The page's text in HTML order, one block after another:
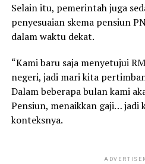
Selain itu, pemerintah juga
penyesuaian skema pensiun
dalam waktu dekat.
“Kami baru saja menyetujui
negeri, jadi mari kita
Dalam beberapa bulan kami
Pensiun, menaikkan gaji… jadi
konteksnya.